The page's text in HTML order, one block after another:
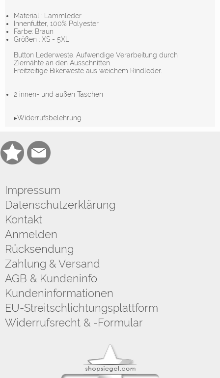
Material : Lammleder
Innenfutter, 100% Polyester
Farbe: Braun
Größen : XS - 5XL
Button Lederweste. Aufwendige Verarbeitung durch
Ziernähte an den Ausschnitten.
Freitzeitige Bikerweste aus weichem Rindleder.
2 innen- und außen Taschen
▸Widerrufsbelehrung
Impressum
Datenschutzerklärung
Kontakt
Anmelden
Rücksendung
Zahlung & Versand
AGB & Kundeninfo
Kundeninformationen
EU-Streitschlichtungsplattform
Widerrufsrecht & -Formular